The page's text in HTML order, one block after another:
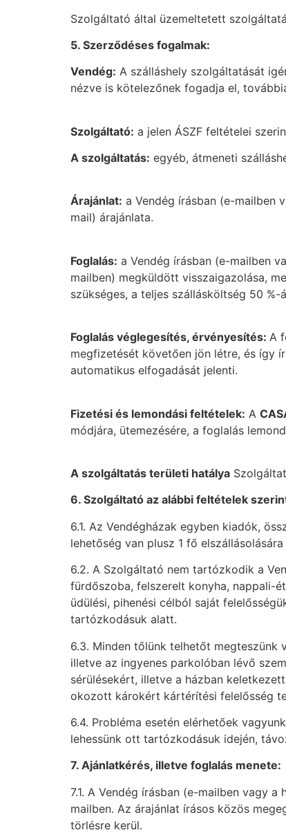
Szolgáltató által üzemeltetett
5. Szerződéses fogalmak:
Vendég: A szálláshely szolgáltatását
nézve is kötelezőnek fogadja el,
Szolgáltató: a jelen ÁSZF feltételei
A szolgáltatás: egyéb, átmeneti
Árajánlat: a Vendég írásban (e-mailben
mail) árajánlata.
Foglalás: a Vendég írásban (e-mailben
mailben) megküldött visszaigazolása,
szükséges, a teljes szállásköltség 50
Foglalás véglegesítés, érvényesítés: A
megfizetését követően jön létre, és így
automatikus elfogadását jelenti.
Fizetési és lemondási feltételek: A
módjára, ütemezésére, a foglalás
A szolgáltatás területi hatálya
6. Szolgáltató az alábbi feltételek
6.1. Az Vendégházak egyben kiadók,
lehetőség van plusz 1 fő
6.2. A Szolgáltató nem tartózkodik a
fürdőszoba, felszerelt konyha, nappali-
üdülési, pihenési célból saját
tartózkodásuk alatt.
6.3. Minden tőlünk telhetőt megteszünk
illetve az ingyenes parkolóban lévő
sérülésekért, illetve a házban
okozott károkért kártérítési felelősség
6.4. Probléma esetén elérhetőek
lehessünk ott tartózkodásuk idején,
7. Ajánlatkérés, illetve foglalás menete:
7.1. A Vendég írásban (e-mailben vagy
mailben. Az árajánlat írásos közös
törlésre kerül.